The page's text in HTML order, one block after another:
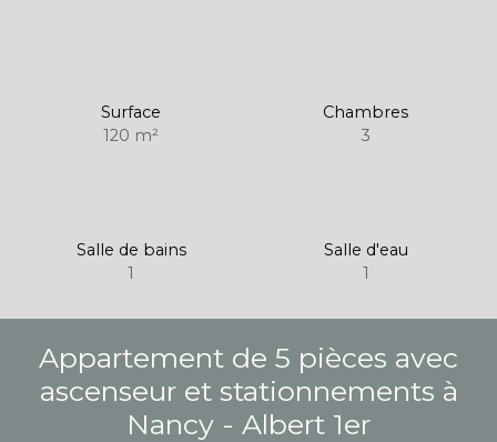
Surface
120 m²
Chambres
3
Salle de bains
1
Salle d'eau
1
Appartement de 5 pièces avec
ascenseur et stationnements à
Nancy - Albert 1er